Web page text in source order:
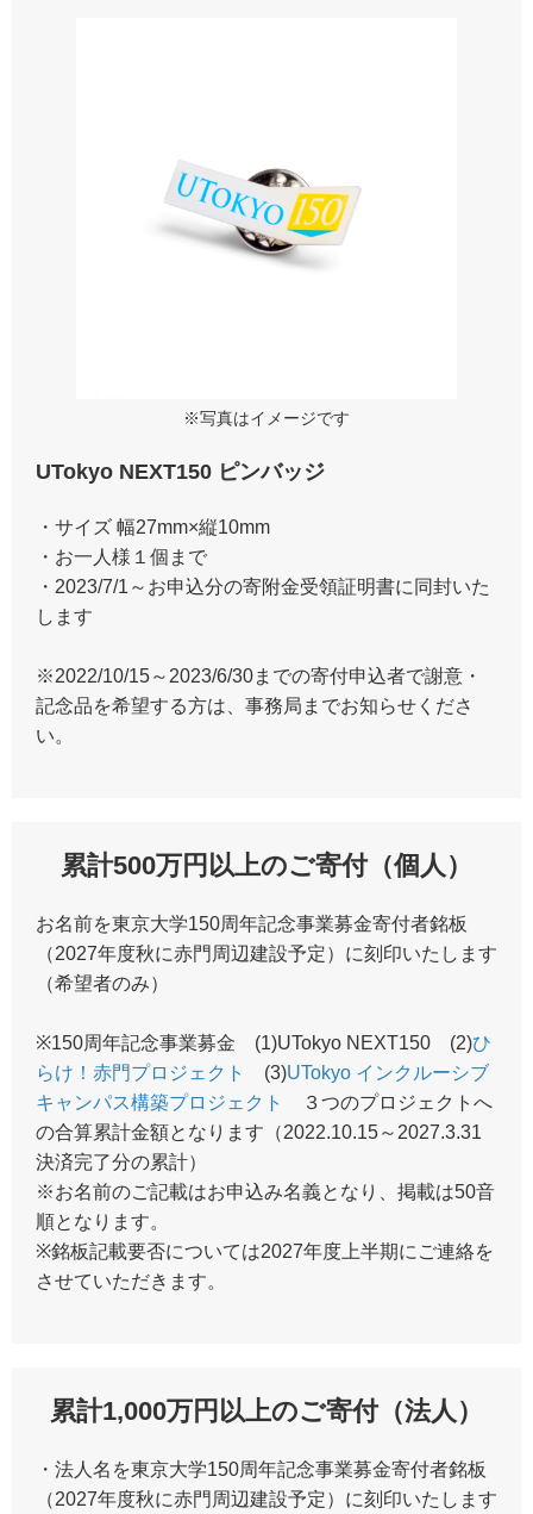
※写真はイメージです
UTokyo NEXT150 ピンバッジ
・サイズ 幅27mm×縦10mm
・お一人様１個まで
・2023/7/1～お申込分の寄附金受領証明書に同封いた
します
※2022/10/15～2023/6/30までの寄付申込者で謝意・
記念品を希望する方は、事務局までお知らせくださ
い。
累計500万円以上のご寄付（個人）
お名前を東京大学150周年記念事業募金寄付者銘板
（2027年度秋に赤門周辺建設予定）に刻印いたします
（希望者のみ）
※150周年記念事業募金 (1)UTokyo NEXT150 (2)ひ
らけ！赤門プロジェクト
(3)UTokyo インクルーシブ
キャンパス構築プロジェクト
３つのプロジェクトへ
の合算累計金額となります（2022.10.15～2027.3.31
決済完了分の累計）
※お名前のご記載はお申込み名義となり、掲載は50音
順となります。
※銘板記載要否については2027年度上半期にご連絡を
させていただきます。
累計1,000万円以上のご寄付（法人）
・法人名を東京大学150周年記念事業募金寄付者銘板
（2027年度秋に赤門周辺建設予定）に刻印いたします